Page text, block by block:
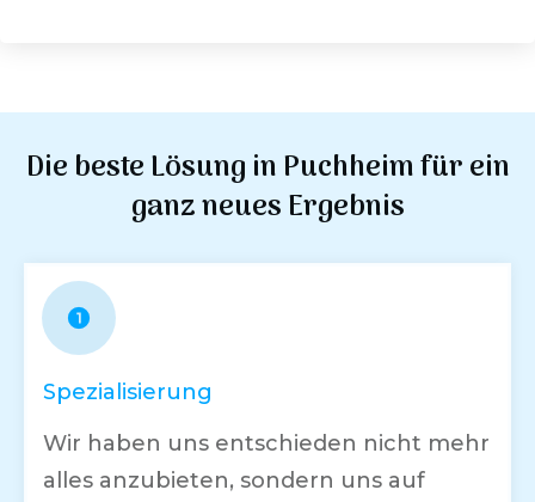
Die beste Lösung inPuchheimfür ein
ganz neues Ergebnis
Spezialisierung
Wir haben uns entschieden nicht mehr
alles anzubieten, sondern uns auf